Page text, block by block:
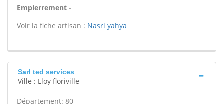
Empierrement -
Voir la fiche artisan : Nasri yahya
Sarl ted services
Ville : Lloy floriville
Département: 80